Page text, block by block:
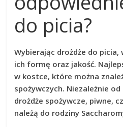
do picia?
Wybierając drożdże do
ich formę oraz jakość.
w kostce, które można
spożywczych. Niezależnie
drożdże spożywcze, piwne,
należą do rodziny